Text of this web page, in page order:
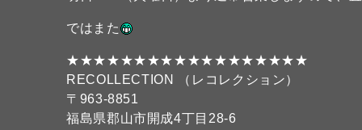
ではまた
★★★★★★★★★★★★★★★★★★
RECOLLECTION （レコレクション）
〒963-8851
福島県郡山市開成4丁目28-6